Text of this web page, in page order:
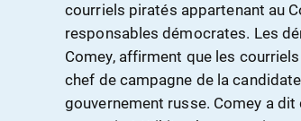
courriels piratés appartenant au
responsables démocrates. Les
Comey, affirment que les
chef de campagne de la
gouvernement russe. Comey a